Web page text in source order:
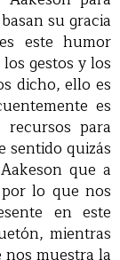
su gracia
este humor
gestos y los
dicho, ello es
es
para
sentido quizás
que a
lo que nos
en este
mientras
muestra la